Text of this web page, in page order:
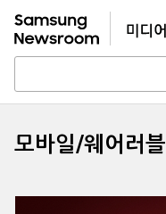
모바일/웨어러블